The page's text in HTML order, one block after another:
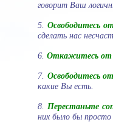
говорит Ваш
5. Освободитесь
сделать нас
6. Откажитесь от
7. Освободитесь
какие Вы есть.
8. Перестаньте
них было бы